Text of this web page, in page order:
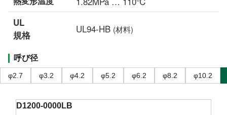
UL
規格
UL94-HB (材料)
呼び径
φ2.7 φ3.2 φ4.2 φ5.2 φ6.2 φ8.2 φ10.2
D1200-0000LB